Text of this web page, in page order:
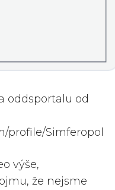
oddsportalu od
profile/Simferopol
výše,
že nejsme